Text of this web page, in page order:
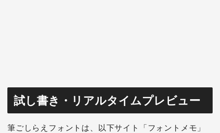
試し書き・リアルタイムプレビュー
筆ごしらえフォントは、以下サイト「フォントメモ」